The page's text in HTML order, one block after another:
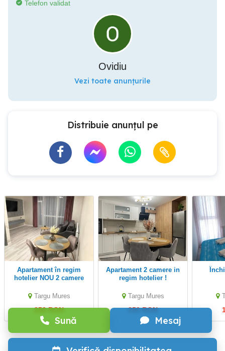
Sună Mesaj
Telefon validat
Ovidiu
Vezi toate anunțurile
Distribuie anunțul pe
Apartament în regim
hotelier NOU 2 camere
Targu Mures
250 RON
Apartament 2 camere in
regim hotelier !
Targu Mures
250 RON